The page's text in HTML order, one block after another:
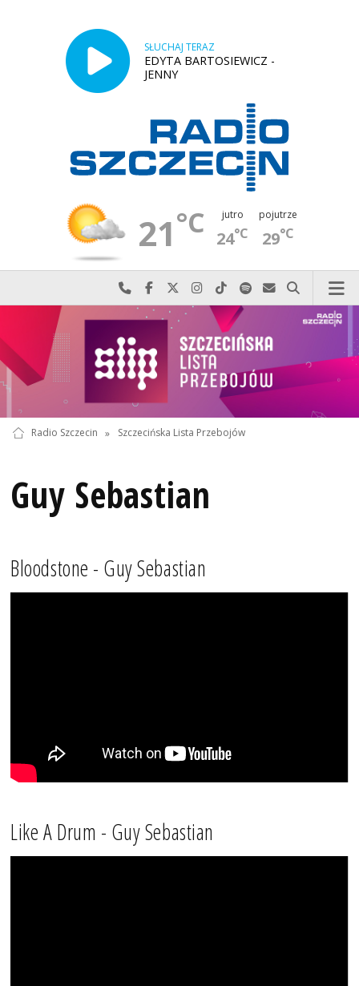
SŁUCHAJ TERAZ
EDYTA BARTOSIEWICZ -
JENNY
21°C jutro
24°C
pojutrze
29°C
Najlepiej po prostu do nas zadzwoń
Odwiedź nas na Facebook-u
Odwiedź nas na X
Odwiedź nas na Instagram-ie
Odwiedź nas na TikTok-u
Szukaj nas na Spotify
Wyślij do nas
Szukaj
Radio Szczecin » Szczecińska Lista Przebojów
Guy Sebastian
Bloodstone - Guy Sebastian
Like A Drum - Guy Sebastian